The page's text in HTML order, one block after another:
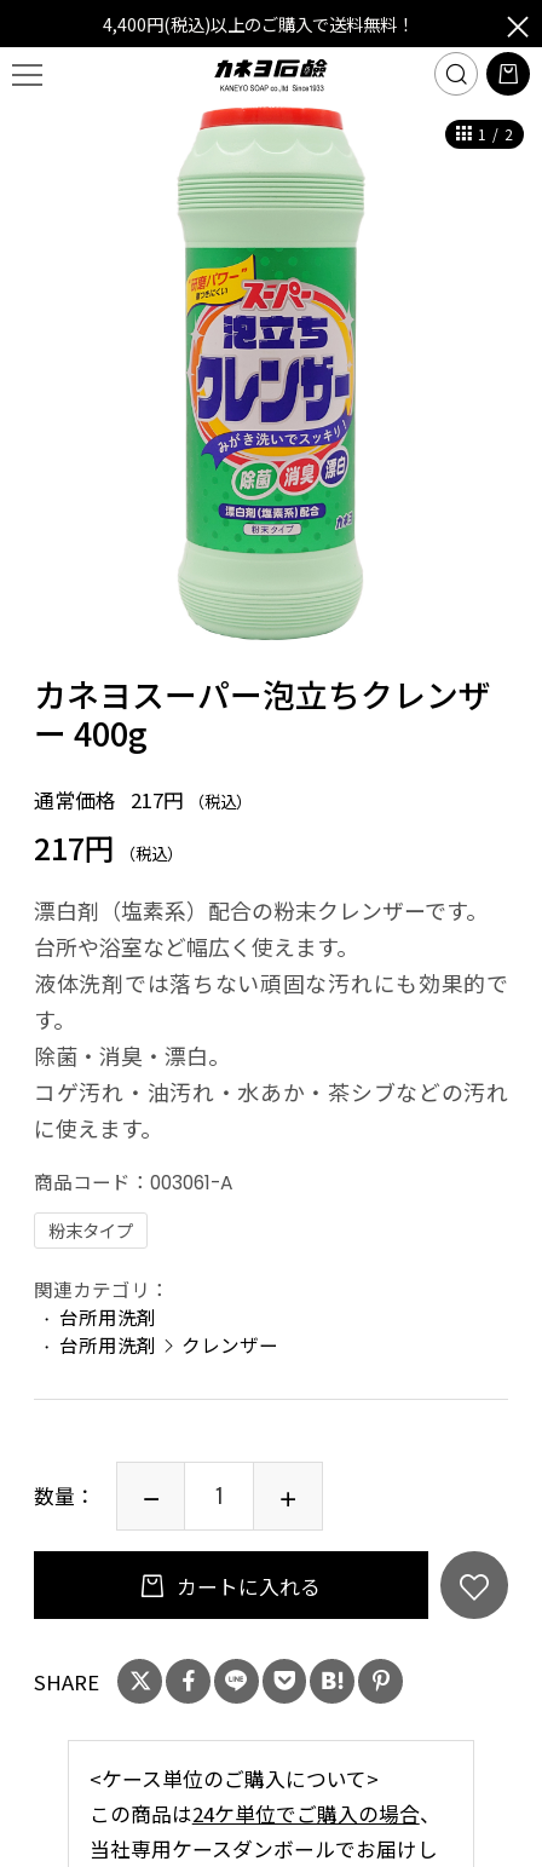
4,400円(税込)以上のご購入で送料無料！
1 / 2
カネヨスーパー泡立ちクレンザ
ー 400g
通常価格 217円 （税込）
217円 （税込）
漂白剤（塩素系）配合の粉末クレンザーです。
台所や浴室など幅広く使えます。
液体洗剤では落ちない頑固な汚れにも効果的で
す。
除菌・消臭・漂白。
コゲ汚れ・油汚れ・水あか・茶シブなどの汚れ
に使えます。
商品コード： 003061-A
粉末タイプ
関連カテゴリ：
台所用洗剤
台所用洗剤
クレンザー
数量：
カートに入れる
SHARE
<ケース単位のご購入について>
この商品は24ケ単位でご購入の場合、
当社専用ケースダンボールでお届けし